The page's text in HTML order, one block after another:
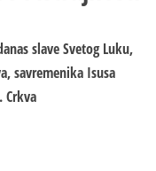
slave Svetog Luku,
savremenika Isusa
Crkva